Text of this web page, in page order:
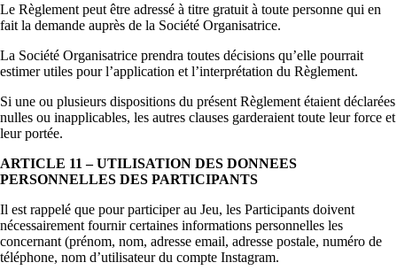
Le Règlement peut être adressé à titre gratuit à toute personne qui en
fait la demande auprès de la Société Organisatrice.
La Société Organisatrice prendra toutes décisions qu’elle pourrait
estimer utiles pour l’application et l’interprétation du Règlement.
Si une ou plusieurs dispositions du présent Règlement étaient déclarées
nulles ou inapplicables, les autres clauses garderaient toute leur force et
leur portée.
ARTICLE 11 – UTILISATION DES DONNEES
PERSONNELLES DES PARTICIPANTS
Il est rappelé que pour participer au Jeu, les Participants doivent
nécessairement fournir certaines informations personnelles les
concernant (prénom, nom, adresse email, adresse postale, numéro de
téléphone, nom d’utilisateur du compte Instagram.